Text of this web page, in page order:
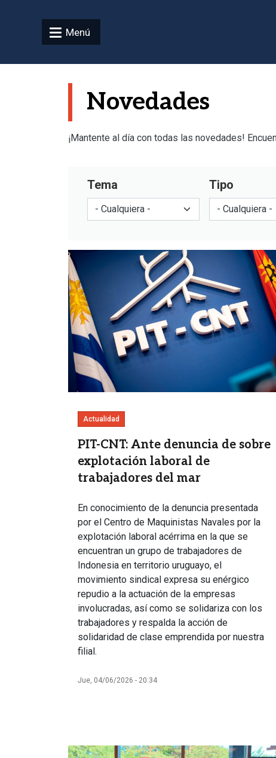
Menú
Novedades
¡Mantente al día con todas las novedades!
Tema Tipo
Imagen
Actualidad
PIT-CNT: Ante denuncia de sobre
explotación laboral de
trabajadores del mar
En conocimiento de la denuncia presentada
por el Centro de Maquinistas Navales por la
explotación laboral acérrima en la que se
encuentran un grupo de trabajadores de
Indonesia en territorio uruguayo, el
movimiento sindical expresa su enérgico
repudio a la actuación de la empresas
involucradas, así como se solidariza con los
trabajadores y respalda la acción de
solidaridad de clase emprendida por nuestra
filial.
Jue, 04/06/2026 - 20:34
Imagen